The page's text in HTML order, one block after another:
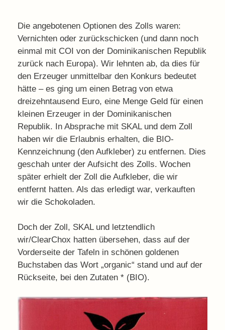
Die angebotenen Optionen des Zolls waren:
Vernichten oder zurückschicken (und dann noch
einmal mit COI von der Dominikanischen Republik
zurück nach Europa). Wir lehnten ab, da dies für
den Erzeuger unmittelbar den Konkurs bedeutet
hätte – es ging um einen Betrag von etwa
dreizehntausend Euro, eine Menge Geld für einen
kleinen Erzeuger in der Dominikanischen
Republik. In Absprache mit SKAL und dem Zoll
haben wir die Erlaubnis erhalten, die BIO-
Kennzeichnung (den Aufkleber) zu entfernen. Dies
geschah unter der Aufsicht des Zolls. Wochen
später erhielt der Zoll die Aufkleber, die wir
entfernt hatten. Als das erledigt war, verkauften
wir die Schokoladen.
Doch der ​Zoll, SKAL und letztendlich
wir/ClearChox hatten übersehen, dass auf der
Vorderseite der Tafeln in schönen goldenen
Buchstaben das Wort „organic“ stand und auf der
Rückseite, bei den Zutaten * (BIO).